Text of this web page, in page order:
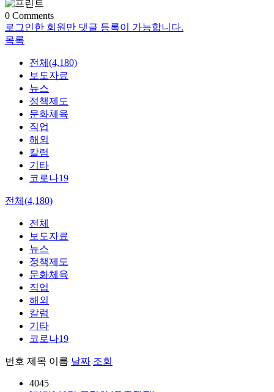
0 Comments
로그인한 회원만 댓글 등록이 가능합니다.
목록
전체(4,180)
보도자료
뉴스
정책제도
문화체육
직업
해외
칼럼
기타
코로나19
전체(4,180)
전체
보도자료
뉴스
정책제도
문화체육
직업
해외
칼럼
기타
코로나19
번호 제목 이름 날짜 조회
4045